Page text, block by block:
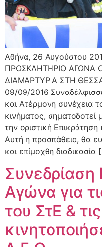
Αθήνα, 26 Αυγούστου
ΠΡΟΣΚΛΗΤΗΡΙΟ ΑΓΩΝΑ
ΔΙΑΜΑΡΤΥΡΙΑ ΣΤΗ
09/09/2016
και Ατέρμονη συνέχεια
κινήματος, σηματοδοτεί
την οριστική
Αυτή η προσπάθεια, θα
και επίμοχθη διαδικασία
Συνεδρίαση
Αγώνα για
του ΣτΕ & τις